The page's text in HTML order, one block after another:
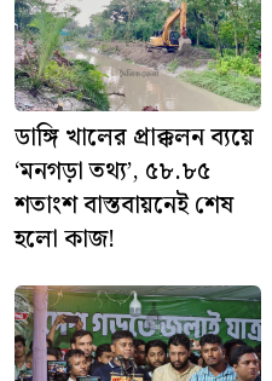
ডাঙ্গি খালের প্রাক্কলন ব্যয়ে
‘মনগড়া তথ্য’, ৫৮.৮৫
শতাংশ বাস্তবায়নেই শেষ
হলো কাজ!